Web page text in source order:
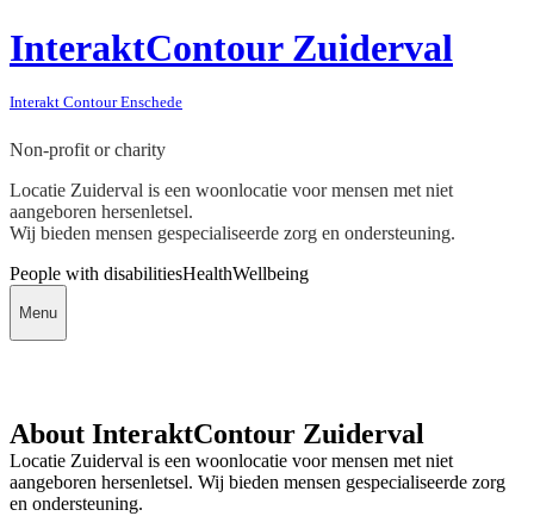
InteraktContour Zuiderval
Interakt Contour Enschede
Non-profit or charity
Locatie Zuiderval is een woonlocatie voor mensen met niet
aangeboren hersenletsel.
Wij bieden mensen gespecialiseerde zorg en ondersteuning.
People with disabilitiesHealthWellbeing
Menu
About InteraktContour Zuiderval
Locatie Zuiderval is een woonlocatie voor mensen met niet
aangeboren hersenletsel. Wij bieden mensen gespecialiseerde zorg
en ondersteuning.